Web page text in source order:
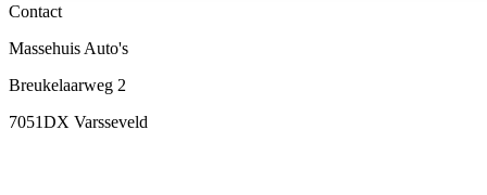
Contact
Massehuis Auto's
Breukelaarweg 2
7051DX Varsseveld